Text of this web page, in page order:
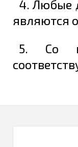
4. Любые
являются
5. Со